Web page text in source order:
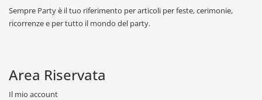
Sempre Party è il tuo riferimento per articoli per feste, cerimonie,
ricorrenze e per tutto il mondo del party.
Area Riservata
Il mio account